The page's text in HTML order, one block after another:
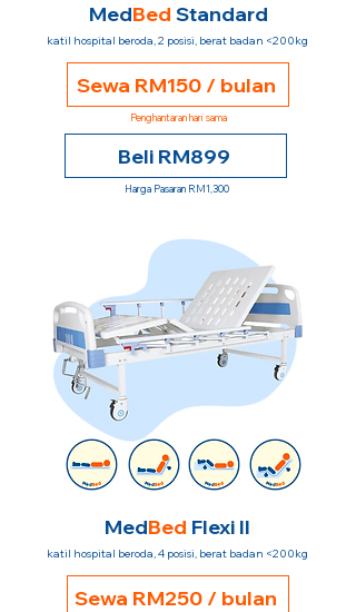
MedBed Standard
katil hospital beroda, 2 posisi, berat badan <200kg
Sewa RM150 / bulan
Penghantaran hari sama
Beli RM899
Harga Pasaran RM1,300
MedBed Flexi II
katil hospital beroda, 4 posisi, berat badan <200kg
Sewa RM250 / bulan